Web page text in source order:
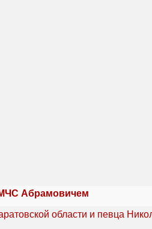
МЧС Абрамовичем